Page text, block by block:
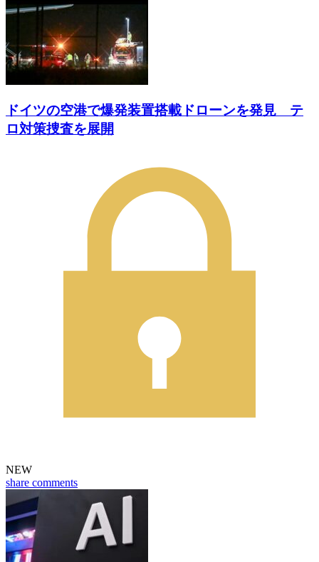
ドイツの空港で爆発装置搭載ドローンを発見 テ
ロ対策捜査を展開
NEW
share comments